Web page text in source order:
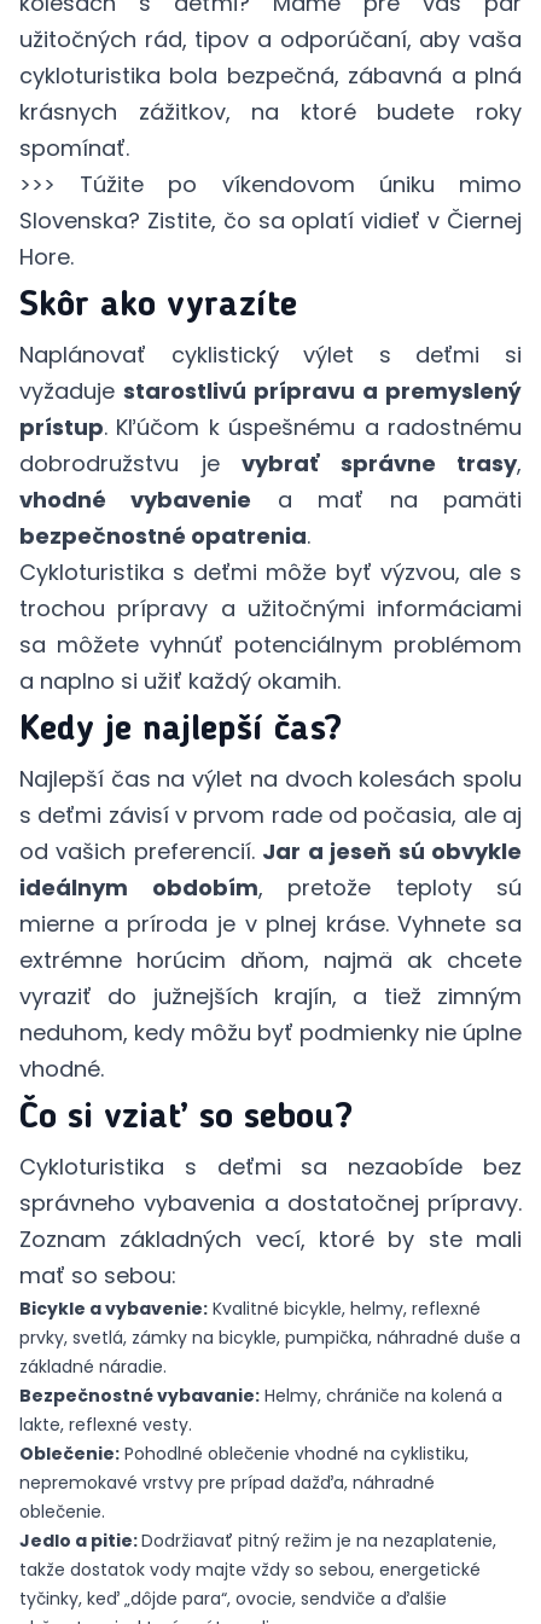
užitočných rád, tipov a odporúčaní, aby vaša
cykloturistika bola bezpečná, zábavná a plná
krásnych zážitkov, na ktoré budete roky
spomínať.
>>> Túžite po víkendovom úniku mimo
Slovenska? Zistite, čo sa oplatí vidieť v Čiernej
Hore.
Skôr ako vyrazíte
Naplánovať cyklistický výlet s deťmi si
vyžaduje starostlivú prípravu a premyslený
prístup. Kľúčom k úspešnému a radostnému
dobrodružstvu je vybrať správne trasy,
vhodné vybavenie a mať na pamäti
bezpečnostné opatrenia.
Cykloturistika s deťmi môže byť výzvou, ale s
trochou prípravy a užitočnými informáciami
sa môžete vyhnúť potenciálnym problémom
a naplno si užiť každý okamih.
Kedy je najlepší čas?
Najlepší čas na výlet na dvoch kolesách spolu
s deťmi závisí v prvom rade od počasia, ale aj
od vašich preferencií. Jar a jeseň sú obvykle
ideálnym obdobím, pretože teploty sú
mierne a príroda je v plnej kráse. Vyhnete sa
extrémne horúcim dňom, najmä ak chcete
vyraziť do južnejších krajín, a tiež zimným
neduhom, kedy môžu byť podmienky nie úplne
vhodné.
Čo si vziať so sebou?
Cykloturistika s deťmi sa nezaobíde bez
správneho vybavenia a dostatočnej prípravy.
Zoznam základných vecí, ktoré by ste mali
mať so sebou:
Bicykle a vybavenie: Kvalitné bicykle, helmy, reflexné
prvky, svetlá, zámky na bicykle, pumpička, náhradné duše a
základné náradie.
Bezpečnostné vybavanie: Helmy, chrániče na kolená a
lakte, reflexné vesty.
Oblečenie: Pohodlné oblečenie vhodné na cyklistiku,
nepremokavé vrstvy pre prípad dažďa, náhradné
oblečenie.
Jedlo a pitie:Dodržiavať pitný režim je na nezaplatenie,
takže dostatok vody majte vždy so sebou, energetické
tyčinky, keď „dôjde para“, ovocie, sendviče a ďalšie